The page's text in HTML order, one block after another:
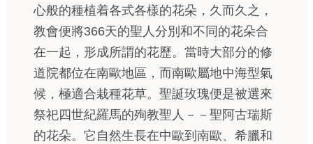
心般的種植着各式各樣的花朵，久而久之，
教會便將366天的聖人分別和不同的花朵合
在一起，形成所謂的花歷。當時大部分的修
道院都位在南歐地區，而南歐屬地中海型氣
候，極適合栽種花草。聖誕玫瑰便是被選來
祭祀四世紀羅馬的殉教聖人－－聖阿古瑞斯
的花朵。它自然生長在中歐到南歐、希臘和